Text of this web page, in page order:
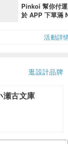
Pinkoi 幫你付
於 APP 下單滿
活動詳
逛設計品牌
古文庫